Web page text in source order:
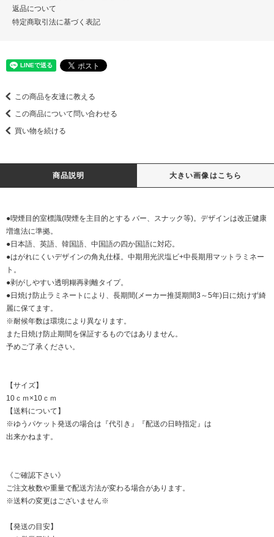
返品について
特定商取引法に基づく表記
この商品を友達に教える
この商品について問い合わせる
買い物を続ける
商品説明 大きい画像はこちら
●喫煙目的室標識(喫煙を主目的とする バー、スナック等)。デザインは改正健康
増進法に準拠。
●日本語、英語、韓国語、中国語の四か国語に対応。
●はがれにくいデザインの角丸仕様。中期用光沢塩ビ+中長期用マットラミネー
ト。
●剥がしやすい透明糊再剥離タイプ。
●日焼け防止ラミネートにより、長期間(メーカー推奨期間3～5年)日に焼けず綺
麗に保てます。
※耐候年数は環境により異なります。
また日焼け防止期間を保証するものではありません。
予めご了承ください。
【サイズ】
10ｃｍ×10ｃｍ
【送料について】
※ゆうパケット発送の場合は『代引き』『配送の日時指定』は
出来かねます。
《ご確認下さい》
ご注文枚数や重量で配送方法が変わる場合があります。
※送料の変更はございません※
【発送の目安】